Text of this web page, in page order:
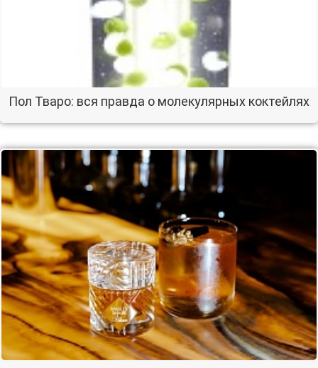
Пол Тваро: вся правда о молекулярных коктейлях